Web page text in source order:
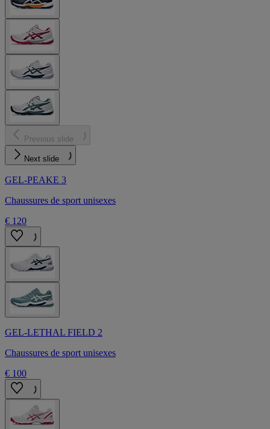
Previous slide
Next slide
GEL-PEAKE 3
Chaussures de sport unisexes
€ 120
GEL-LETHAL FIELD 2
Chaussures de sport unisexes
€ 100